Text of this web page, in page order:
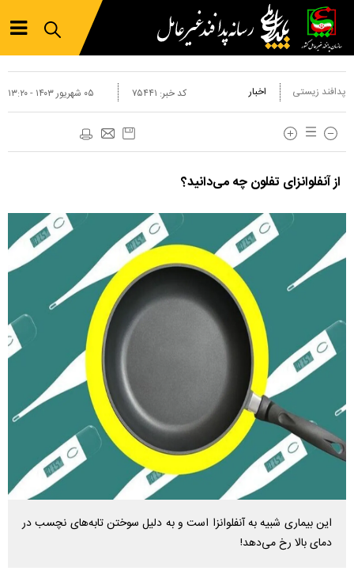
پدافند زیستی اخبار ۰۵ شهريور ۱۴۰۳ - ۱۳:۲۰ کد خبر: ۷۵۴۴۱
از آنفلوانزای تفلون چه می‌دانید؟
این بیماری شبیه به آنفلوانزا است و به دلیل سوختن تابه‌های نچسب در
دمای بالا رخ می‌دهد!